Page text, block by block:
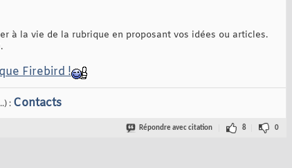
à la vie de la rubrique en proposant vos idées ou articles.
Firebird !
: Contacts
Répondre avec citation 8 0